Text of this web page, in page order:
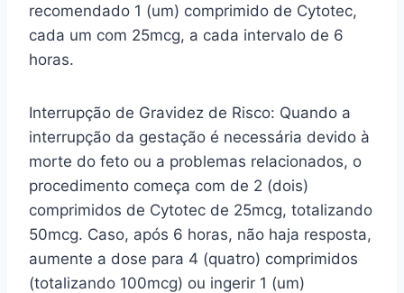
recomendado 1 (um) comprimido de Cytotec,
cada um com 25mcg, a cada intervalo de 6
horas.
Interrupção de Gravidez de Risco: Quando a
interrupção da gestação é necessária devido à
morte do feto ou a problemas relacionados, o
procedimento começa com de 2 (dois)
comprimidos de Cytotec de 25mcg, totalizando
50mcg. Caso, após 6 horas, não haja resposta,
aumente a dose para 4 (quatro) comprimidos
(totalizando 100mcg) ou ingerir 1 (um)